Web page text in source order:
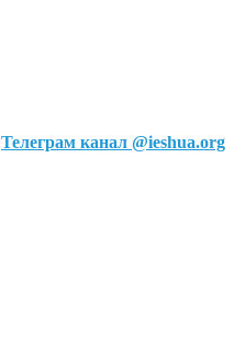
Телеграм канал @ieshua.org